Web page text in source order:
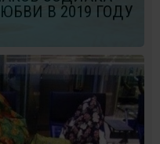
В 2019 ГОДУ